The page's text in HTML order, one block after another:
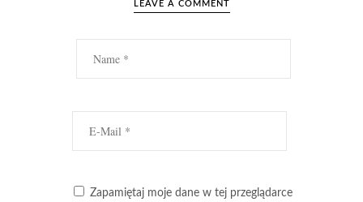
LEAVE A COMMENT
Zapamiętaj moje dane w tej przeglądarce